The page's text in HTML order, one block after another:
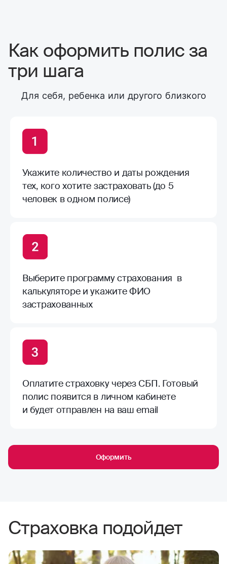
Как оформить полис за
три шага
Для себя, ребенка или другого близкого
Укажите количество и даты рождения
тех, кого хотите застраховать (до 5
человек в одном полисе)
Выберите программу страхования в
калькуляторе и укажите ФИО
застрахованных
Оплатите страховку через СБП. Готовый
полис появится в личном кабинете
и будет отправлен на ваш email
Оформить
Страховка подойдет